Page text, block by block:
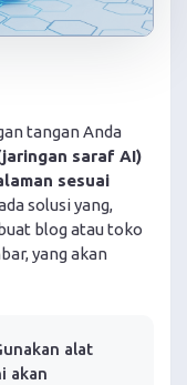
tangan Anda
saraf AI)
sesuai
solusi yang,
blog atau toko
yang akan
alat
akan